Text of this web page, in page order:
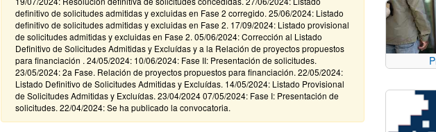
definitivo de solicitudes admitidas y excluidas en Fase 2 corregido. 25/06/2024: Listado
definitivo de solicitudes admitidas y excluidas en Fase 2. 17/09/2024: Listado provisional
de solicitudes admitidas y excluidas en Fase 2. 05/06/2024: Corrección al Listado
Definitivo de Solicitudes Admitidas y Excluídas y a la Relación de proyectos propuestos
para financiación . 24/05/2024: 10/06/2024: Fase II: Presentación de solicitudes.
23/05/2024: 2a Fase. Relación de proyectos propuestos para financiación. 22/05/2024:
Listado Definitivo de Solicitudes Admitidas y Excluídas. 14/05/2024: Listado Provisional
de Solicitudes Admitidas y Excluídas. 23/04/2024 07/05/2024: Fase I: Presentación de
solicitudes. 22/04/2024: Se ha publicado la convocatoria.